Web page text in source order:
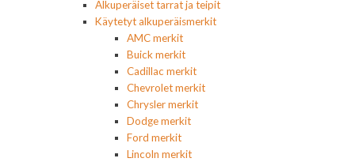
Alkuperäiset tarrat ja teipit
Käytetyt alkuperäismerkit
AMC merkit
Buick merkit
Cadillac merkit
Chevrolet merkit
Chrysler merkit
Dodge merkit
Ford merkit
Lincoln merkit